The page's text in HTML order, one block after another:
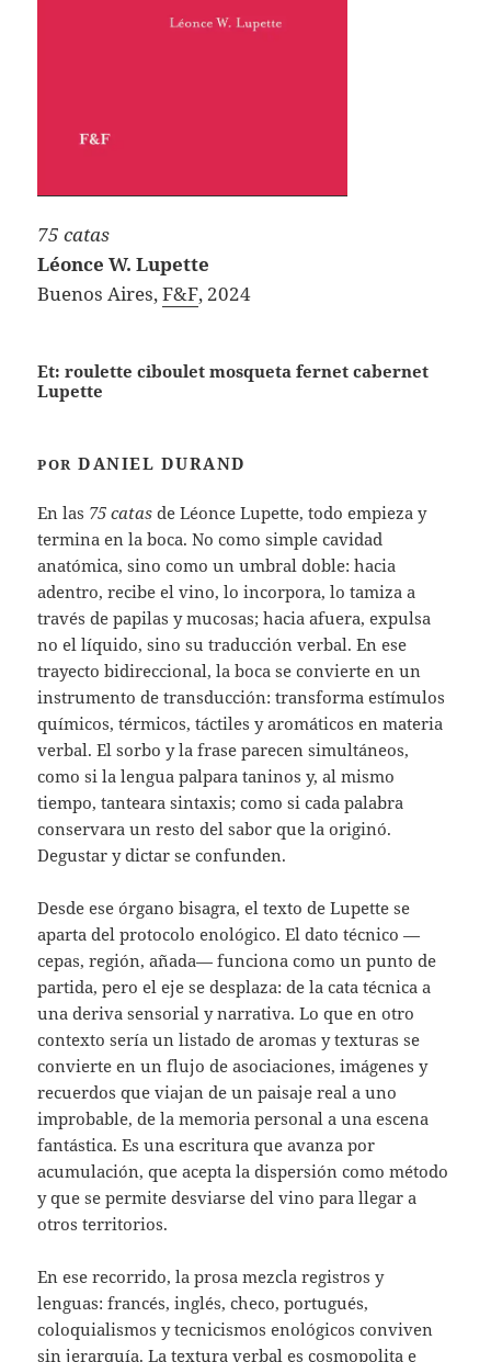
75 catas
Léonce W. Lupette
Buenos Aires,F&F, 2024
Et: roulette ciboulet mosqueta fernet cabernet
Lupette
POR DANIEL DURAND
En las 75 catas de Léonce Lupette, todo empieza y
termina en la boca. No como simple cavidad
anatómica, sino como un umbral doble: hacia
adentro, recibe el vino, lo incorpora, lo tamiza a
través de papilas y mucosas; hacia afuera, expulsa
no el líquido, sino su traducción verbal. En ese
trayecto bidireccional, la boca se convierte en un
instrumento de transducción: transforma estímulos
químicos, térmicos, táctiles y aromáticos en materia
verbal. El sorbo y la frase parecen simultáneos,
como si la lengua palpara taninos y, al mismo
tiempo, tanteara sintaxis; como si cada palabra
conservara un resto del sabor que la originó.
Degustar y dictar se confunden.
Desde ese órgano bisagra, el texto de Lupette se
aparta del protocolo enológico. El dato técnico —
cepas, región, añada— funciona como un punto de
partida, pero el eje se desplaza: de la cata técnica a
una deriva sensorial y narrativa. Lo que en otro
contexto sería un listado de aromas y texturas se
convierte en un flujo de asociaciones, imágenes y
recuerdos que viajan de un paisaje real a uno
improbable, de la memoria personal a una escena
fantástica. Es una escritura que avanza por
acumulación, que acepta la dispersión como método
y que se permite desviarse del vino para llegar a
otros territorios.
En ese recorrido, la prosa mezcla registros y
lenguas: francés, inglés, checo, portugués,
coloquialismos y tecnicismos enológicos conviven
sin jerarquía. La textura verbal es cosmopolita e